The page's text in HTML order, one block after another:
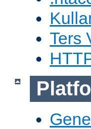
Ters